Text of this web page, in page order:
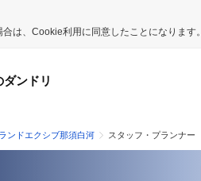
は、Cookie利用に同意したことになります。
ンドリ
ンドエクシブ那須白河 スタッフ・プランナー